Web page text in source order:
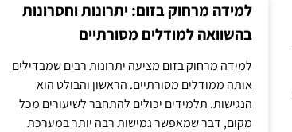
למידה מרחוק בזום: יתרונות וחסרונות
בהשוואה למודלים מסורתיים
למידה מרחוק בזום מציעה יתרונות רבים שמבדילים
אותה ממודלים מסורתיים. הראשון והבולט הוא
הנגישות. תלמידים יכולים להתחבר לשיעורים מכל
מקום, דבר שמאפשר גמישות רבה יותר במערכת